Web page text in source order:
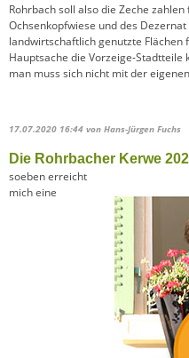
Rohrbach soll also die Zeche
Ochsenkopfwiese und des
landwirtschaftlich genutzte Flächen
Hauptsache die Vorzeige-
man muss sich nicht mit der
17.07.2020 16:44 von Hans-Jürgen Fuchs
Die Rohrbacher Kerwe
soeben erreicht
mich eine